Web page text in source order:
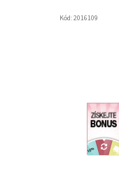
Kód:2016109